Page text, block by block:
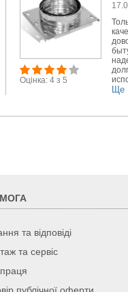
Оцінка: 4 з 5
Ще
та відповіді
та сервіс